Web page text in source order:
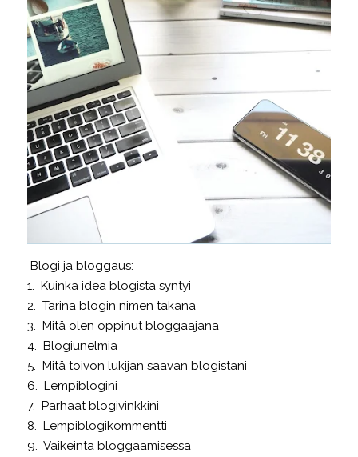
Blogi ja bloggaus:
1. Kuinka idea blogista syntyi
2. Tarina blogin nimen takana
3. Mitä olen oppinut bloggaajana
4. Blogiunelmia
5. Mitä toivon lukijan saavan blogistani
6. Lempiblogini
7. Parhaat blogivinkkini
8. Lempiblogikommentti
9. Vaikeinta bloggaamisessa